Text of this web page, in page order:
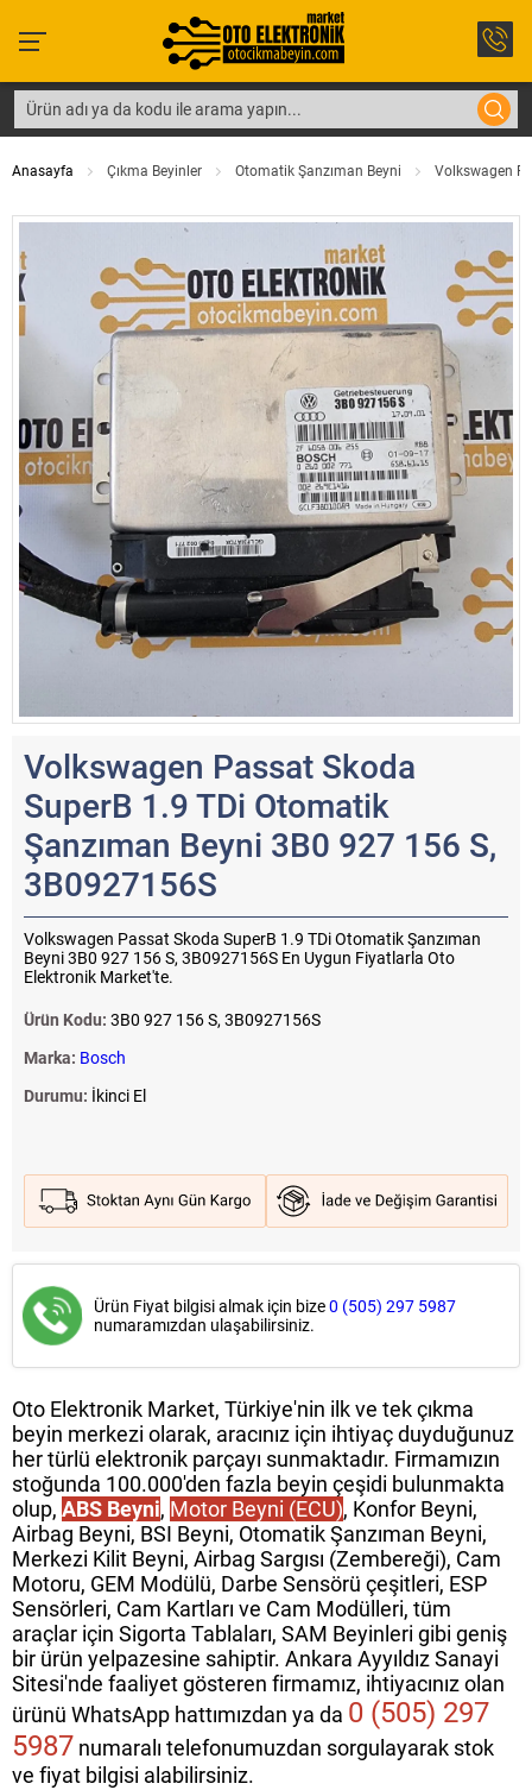
Anasayfa Çıkma Beyinler Otomatik Şanzıman Beyni Volkswagen
Volkswagen Passat Skoda
SuperB 1.9 TDi Otomatik
Şanzıman Beyni 3B0 927 156 S,
3B0927156S
Volkswagen Passat Skoda SuperB 1.9 TDi Otomatik Şanzıman
Beyni 3B0 927 156 S, 3B0927156S En Uygun Fiyatlarla Oto
Elektronik Market'te.
Ürün Kodu: 3B0 927 156 S, 3B0927156S
Marka: Bosch
Durumu: İkinci El
Ürün Fiyat bilgisi almak için bize0 (505) 297 5987
numaramızdan ulaşabilirsiniz.
Oto Elektronik Market, Türkiye'nin ilk ve tek çıkma
beyin merkezi olarak, aracınız için ihtiyaç duyduğunuz
her türlü elektronik parçayı sunmaktadır. Firmamızın
stoğunda 100.000'den fazla beyin çeşidi bulunmakta
olup, ABS Beyni, Motor Beyni (ECU), Konfor Beyni,
Airbag Beyni, BSI Beyni, Otomatik Şanzıman Beyni,
Merkezi Kilit Beyni, Airbag Sargısı (Zembereği), Cam
Motoru, GEM Modülü, Darbe Sensörü çeşitleri, ESP
Sensörleri, Cam Kartları ve Cam Modülleri, tüm
araçlar için Sigorta Tablaları, SAM Beyinleri gibi geniş
bir ürün yelpazesine sahiptir. Ankara Ayyıldız Sanayi
Sitesi'nde faaliyet gösteren firmamız, ihtiyacınız olan
ürünü WhatsApp hattımızdan ya da 0 (505) 297
5987 numaralı telefonumuzdan sorgulayarak stok
ve fiyat bilgisi alabilirsiniz.